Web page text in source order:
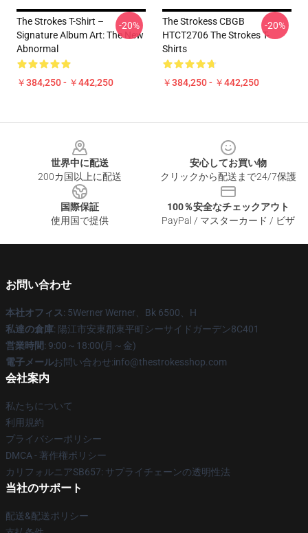
The Strokes T-Shirt –
Signature Album Art: The New
Abnormal
￥384,250 - ￥442,250
-20%
The Strokess CBGB
HTCT2706 The Strokes T-
Shirts
￥384,250 - ￥442,250
-20%
世界中に配送
200カ国以上に配送
安心してお買い物
クリックから配送まで24/7保護
国際保証
使用国で提供
100％安全なチェックアウト
PayPal / マスターカード / ビザ
お問い合わせ
本社オフィス: 5Werner Werner、Bk 6500、H
私達の倉庫: 陽江市安東郡東平町シーサイドガーデン8C401
営業時間: 9:00～18:00(月～金)
電子メールお問い合わせ:info@thestrokesshop.com
会社案内
私たちについて
利用規約
プライバシーポリシー
DMCA - 著作権ポリシー
カリフォルニアSB657: サプライチェーンの透明性法
当社のサポート
配送&配送ポリシー